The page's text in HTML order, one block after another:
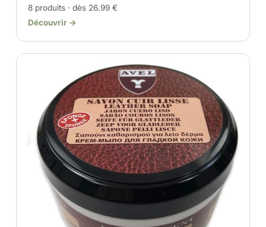
8 produits · dès 26.99 €
Découvrir →